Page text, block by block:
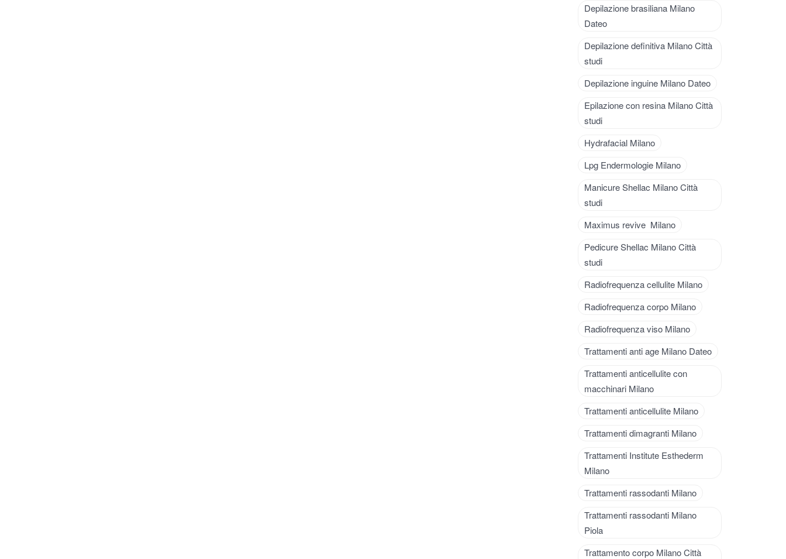
Depilazione brasiliana Milano
Dateo
Depilazione definitiva Milano Città
studi
Depilazione inguine Milano Dateo
Epilazione con resina Milano Città
studi
Hydrafacial Milano
Lpg Endermologie Milano
Manicure Shellac Milano Città
studi
Maximus revive Milano
Pedicure Shellac Milano Città
studi
Radiofrequenza cellulite Milano
Radiofrequenza corpo Milano
Radiofrequenza viso Milano
Trattamenti anti age Milano Dateo
Trattamenti anticellulite con
macchinari Milano
Trattamenti anticellulite Milano
Trattamenti dimagranti Milano
Trattamenti Institute Esthederm
Milano
Trattamenti rassodanti Milano
Trattamenti rassodanti Milano
Piola
Trattamento corpo Milano Città